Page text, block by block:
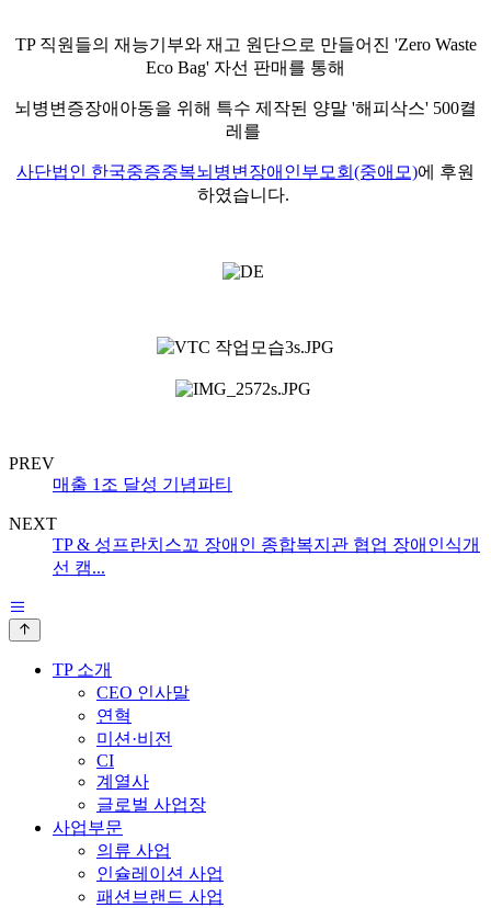
TP 직원들의 재능기부와 재고 원단으로 만들어진 'Zero Waste
Eco Bag' 자선 판매를 통해
뇌병변증장애아동을 위해 특수 제작된 양말 '해피삭스' 500켤
레를
사단법인 한국중증중복뇌병변장애인부모회(중애모)에 후원
하였습니다.
PREV
매출 1조 달성 기념파티
NEXT
TP & 성프란치스꼬 장애인 종합복지관 협업 장애인식개
선 캠...
TP 소개
CEO 인사말
연혁
미션·비전
CI
계열사
글로벌 사업장
사업부문
의류 사업
인슐레이션 사업
패션브랜드 사업